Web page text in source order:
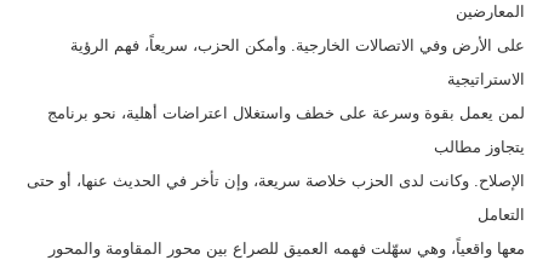
المعارضين
على الأرض وفي الاتصالات الخارجية. وأمكن الحزب، سريعاً، فهم الرؤية
الاستراتيجية
لمن يعمل بقوة وسرعة على خطف واستغلال اعتراضات أهلية، نحو برنامج
يتجاوز مطالب
الإصلاح. وكانت لدى الحزب خلاصة سريعة، وإن تأخر في الحديث عنها، أو حتى
التعامل
معها واقعياً، وهي سهّلت فهمه العميق للصراع بين محور المقاومة والمحور